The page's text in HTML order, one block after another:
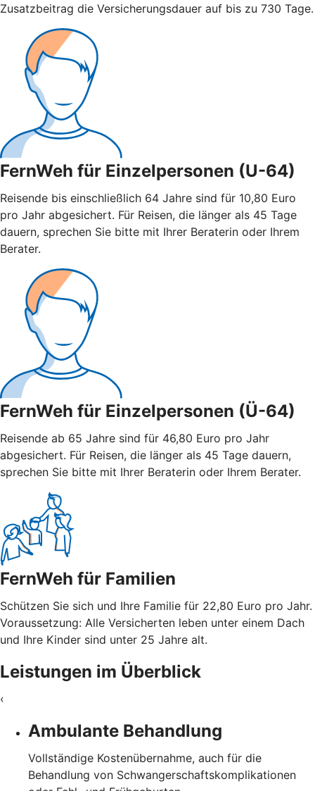
Zusatzbeitrag die Versicherungsdauer auf bis zu 730 Tage.
FernWeh für Einzelpersonen (U-64)
Reisende bis einschließlich 64 Jahre sind für 10,80 Euro
pro Jahr abgesichert. Für Reisen, die länger als 45 Tage
dauern, sprechen Sie bitte mit Ihrer Beraterin oder Ihrem
Berater.
FernWeh für Einzelpersonen (Ü-64)
Reisende ab 65 Jahre sind für 46,80 Euro pro Jahr
abgesichert. Für Reisen, die länger als 45 Tage dauern,
sprechen Sie bitte mit Ihrer Beraterin oder Ihrem Berater.
FernWeh für Familien
Schützen Sie sich und Ihre Familie für 22,80 Euro pro Jahr.
Voraussetzung: Alle Versicherten leben unter einem Dach
und Ihre Kinder sind unter 25 Jahre alt.
Leistungen im Überblick
‹
Ambulante Behandlung
Vollständige Kostenübernahme, auch für die
Behandlung von Schwangerschaftskomplikationen